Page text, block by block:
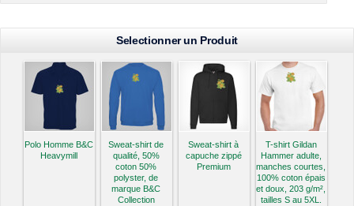
Selectionner un Produit
Polo Homme B&C
Heavymill
Sweat-shirt de
qualité, 50%
coton 50%
polyster, de
marque B&C
Collection
Sweat-shirt à
capuche zippé
Premium
T-shirt Gildan
Hammer adulte,
manches courtes,
100% coton épais
et doux, 203 g/m²,
tailles S au 5XL.